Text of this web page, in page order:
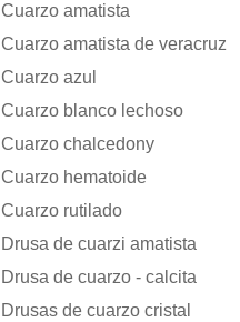
Cuarzo amatista
Cuarzo amatista de veracruz
Cuarzo azul
Cuarzo blanco lechoso
Cuarzo chalcedony
Cuarzo hematoide
Cuarzo rutilado
Drusa de cuarzi amatista
Drusa de cuarzo - calcita
Drusas de cuarzo cristal